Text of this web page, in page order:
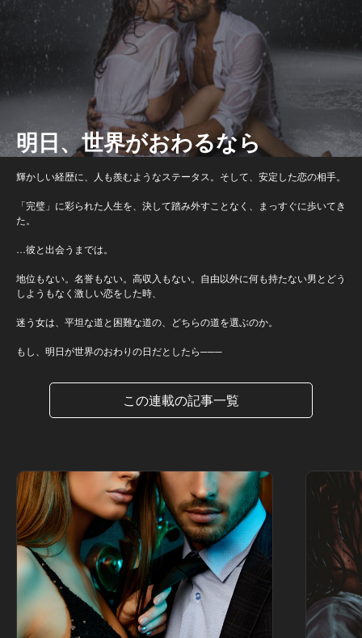
明日、世界がおわるなら
輝かしい経歴に、人も羨むようなステータス。そして、安定した恋の相手。
「完璧」に彩られた人生を、決して踏み外すことなく、まっすぐに歩いてき
た。
…彼と出会うまでは。
地位もない。名誉もない。高収入もない。自由以外に何も持たない男とどう
しようもなく激しい恋をした時、
迷う女は、平坦な道と困難な道の、どちらの道を選ぶのか。
もし、明日が世界のおわりの日だとしたら───
この連載の記事一覧